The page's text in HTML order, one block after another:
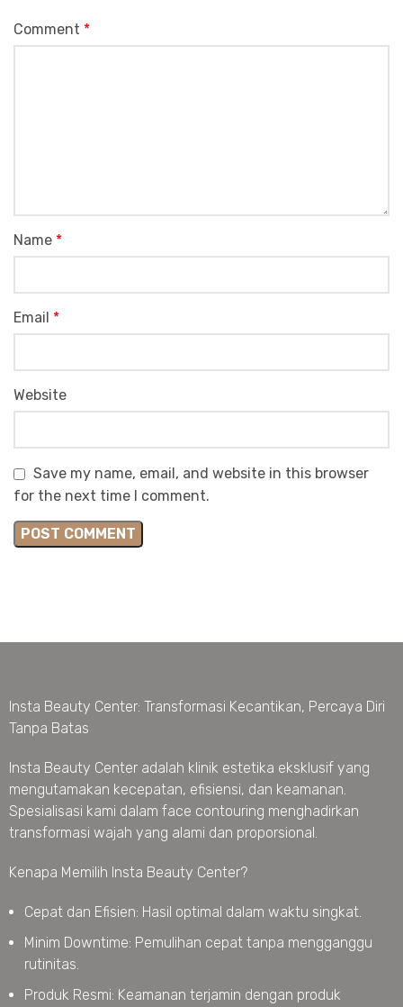
Comment *
Name *
Email *
Website
Save my name, email, and website in this browser
for the next time I comment.
Insta Beauty Center: Transformasi Kecantikan, Percaya Diri
Tanpa Batas
Insta Beauty Center adalah klinik estetika eksklusif yang
mengutamakan kecepatan, efisiensi, dan keamanan.
Spesialisasi kami dalam face contouring menghadirkan
transformasi wajah yang alami dan proporsional.
Kenapa Memilih Insta Beauty Center?
Cepat dan Efisien: Hasil optimal dalam waktu singkat.
Minim Downtime: Pemulihan cepat tanpa mengganggu
rutinitas.
Produk Resmi: Keamanan terjamin dengan produk